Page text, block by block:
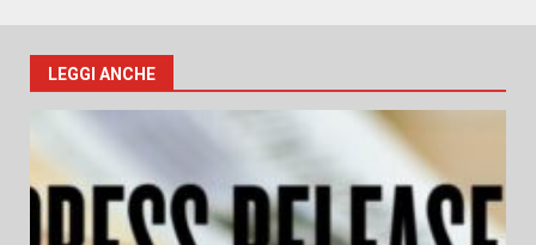
LEGGI ANCHE